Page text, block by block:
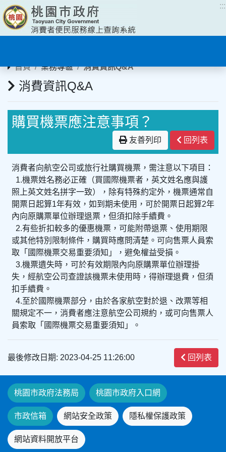
:::
首頁 業務專區 消費資訊Q&A
消費資訊Q&A
購買機票應注意事項？
友善列印 回列表
消費者向航空公司或旅行社購買機票，需注意以下項目：
1.機票姓名務必正確（買國際機票者，英文姓名應與護
照上英文姓名拼字一致），除有特殊約定外，機票通常自
開票日起算1年有效，如到期未使用，可於開票日起算2年
內向原購票單位辦理退票，但須扣除手續費。
2.有些折扣較多的優惠機票，可能附帶退票、使用期限
或其他特別限制條件，購買時應問清楚。可向售票人員索
取「國際機票交易重要須知」，避免權益受損。
3.機票遺失時，可於有效期限內向原購票單位辦理掛
失，經航空公司查證該機票未使用時，得辦理退費，但須
扣手續費。
4.至於國際機票部分，由於各家航空對於退、改票等相
關規定不一，消費者應注意航空公司規約，或可向售票人
員索取「國際機票交易重要須知」。
最後修改日期: 2023-04-25 11:26:00 回列表
桃園市政府法務局 桃園市政府入口網
市政信箱 網站安全政策 隱私權保護政策
網站資料開放平台